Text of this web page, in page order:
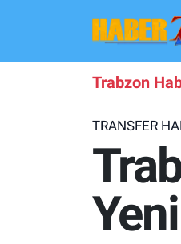
Trabzon
TRANSFER
TRABZONSPOR
TRANSFER
KULİS MEYDANI
Hava Durumu
Süper Lig Puan
Tüm Manşetler
Son Dakika Haberleri